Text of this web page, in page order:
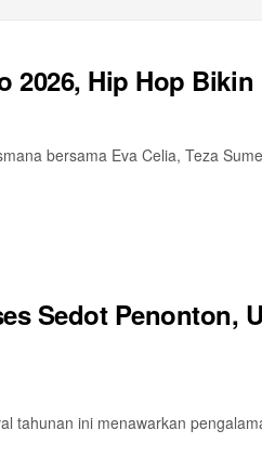
2026, Hip Hop
bersama Eva Celia, Teza
Sedot Penonton,
tahunan ini menawarkan